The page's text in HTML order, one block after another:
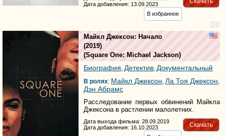
Дата добавления: 13.09.2023
В избранное
Майкл Джексон: Начало
(2019)
(Square One: Michael Jackson)
Биография Детектив Документальный
В ролях: Майкл Джексон Ла Тоя Джексон
Дэн Абрамс
Расследование первых обвинений Майкла
Джексона в растлении малолетних.
Скачать
Дата выхода фильма: 28.09.2019
Дата добавления: 16.10.2023